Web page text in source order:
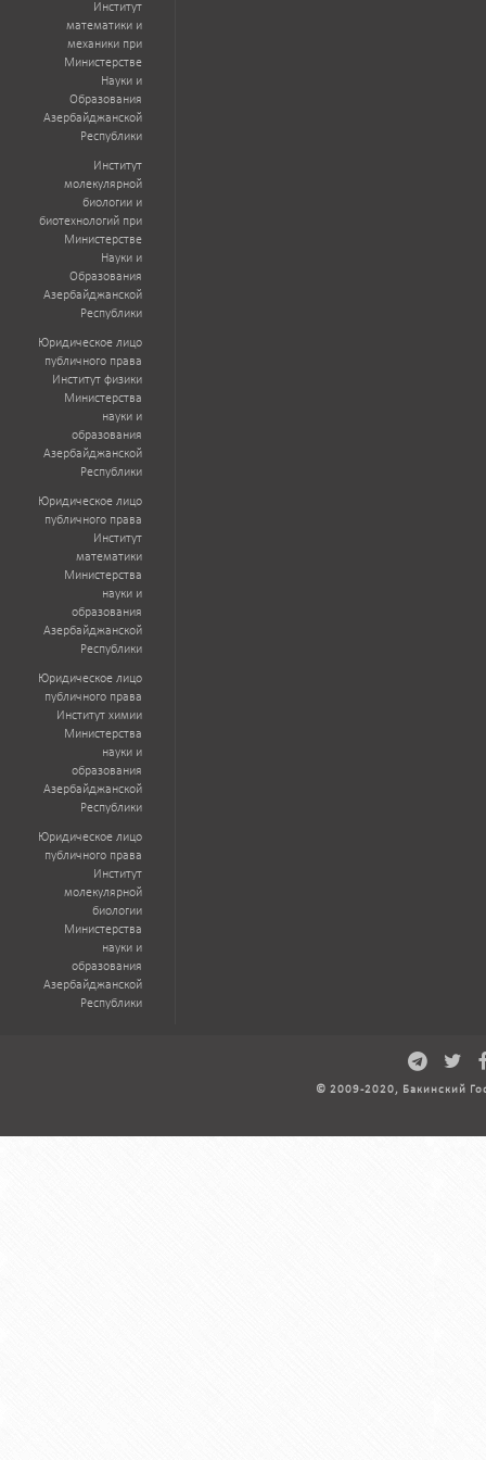
Институт
математики и
механики при
Министерстве
Науки и
Образования
Азербайджанской
Республики
Институт
молекулярной
биологии и
биотехнологий при
Министерстве
Науки и
Образования
Азербайджанской
Республики
Юридическое лицо
публичного права
Институт физики
Министерства
науки и
образования
Азербайджанской
Республики
Юридическое лицо
публичного права
Институт
математики
Министерства
науки и
образования
Азербайджанской
Республики
Юридическое лицо
публичного права
Институт химии
Министерства
науки и
образования
Азербайджанской
Республики
Юридическое лицо
публичного права
Институт
молекулярной
биологии
Министерства
науки и
образования
Азербайджанской
Республики
© 2009-2020, Бакинский